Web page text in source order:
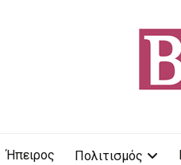
Ήπειρος Πολιτισμός